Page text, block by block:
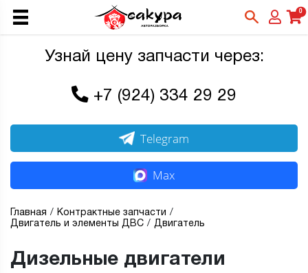
0
Узнай цену запчасти через:
+7 (924) 334 29 29
Telegram
Max
Главная
Контрактные запчасти
Двигатель и элементы ДВС
Двигатель
Дизельные двигатели